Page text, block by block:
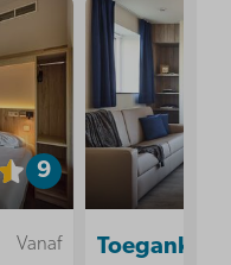
9
Vanaf